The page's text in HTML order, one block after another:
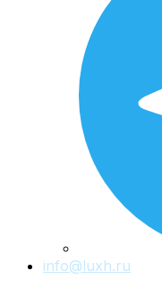
info@luxh.ru